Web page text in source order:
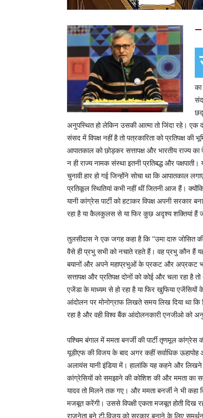
—
अनुपस्थित हो लेकिन उसकी आत्मा तो जिंदा रहे। एक
संसद में विपक्ष नहीं है तो पत्रकारिता को प्रतिपक्ष की
आपातकाल को छोड़कर सत्तापक्ष और भारतीय राज्य
न ही राज्य नामक संस्था इतनी प्रतिबद्ध और
चुनावी हार हो गई जिन्होंने सोचा था कि आपातकाल
प्रतिकूल स्थितियां कभी नहीं थीं जितनी आज हैं।
यानी कांग्रेस पार्टी को हटाकर विपक्ष अपनी
रहा है या कैलकुलस से या फिर कुछ अदृश्य शक्तियां हैं
तुलसीदास ने एक जगह कहा है कि ‘‘उमा दारु जोसित
वैसे ही प्रभु सभी को नचाते रहते हैं। वह प्रभु कौन हैं
बयानों और अपने महाप्रभुओं के प्रकट और अप्रकट
सत्तापक्ष और प्रतिपक्ष दोनों को कोई और चला रहा है
एजेंडा के माध्यम से हो रहा है या फिर खुफिया एजेंसियों
आंदोलन पर मोनोग्राफ लिखते समय लिख दिया था कि
रहा है और वही विश्व बैंक आंदोलनकारी एनजीओ को
पश्चिम बंगाल में ममता बनर्जी की पार्टी तृणमूल
यूडीएफ की विजय के बाद अगर कहीं सर्वाधिक
अलायंस यानी इंडिया में। हालांकि यह कहने और लिखने
कांग्रेसियों को समझाने की कोशिश की और ममता का
यादव तो मिलने तक गए। और ममता बनर्जी ने भी कहा
मजबूत करेंगी। उससे विपक्षी एकता मजबूत होती दिख
राजनेता बने टी.विजय को सरकार बनाने के लिए